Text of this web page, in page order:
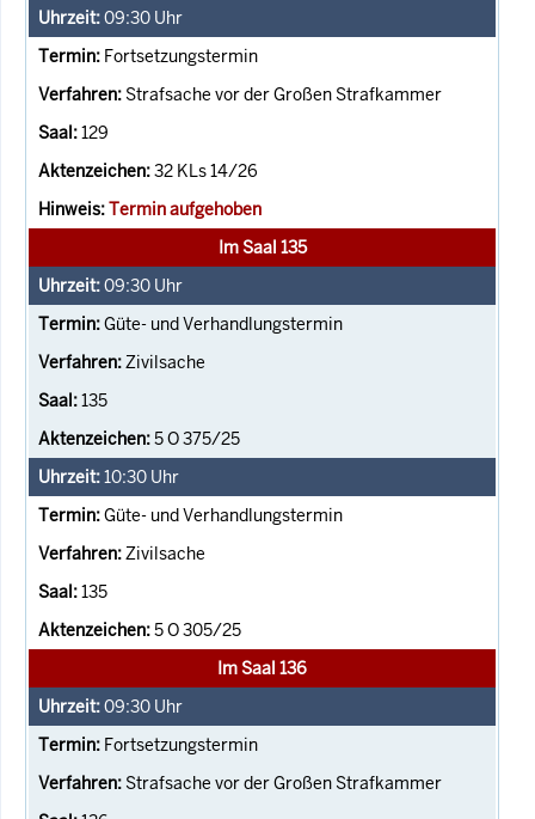
09:30 Uhr
Fortsetzungstermin
Strafsache vor der Großen Strafkammer
129
32 KLs 14/26
Termin aufgehoben
Im Saal 135
09:30 Uhr
Güte- und Verhandlungstermin
Zivilsache
135
5 O 375/25
10:30 Uhr
Güte- und Verhandlungstermin
Zivilsache
135
5 O 305/25
Im Saal 136
09:30 Uhr
Fortsetzungstermin
Strafsache vor der Großen Strafkammer